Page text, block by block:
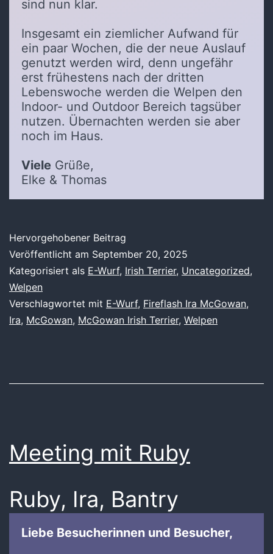
sind nun klar.
Insgesamt ein ziemlicher Aufwand für
ein paar Wochen, die der neue Auslauf
genutzt werden wird, denn ungefähr
erst frühestens nach der dritten
Lebenswoche werden die Welpen den
Indoor- und Outdoor Bereich tagsüber
nutzen. Übernachten werden sie aber
noch im Haus.
Viele Grüße,
Elke & Thomas
Hervorgehobener Beitrag
Veröffentlicht am September 20, 2025
Kategorisiert als E-Wurf, Irish Terrier, Uncategorized,
Welpen
Verschlagwortet mit E-Wurf, Fireflash Ira McGowan,
Ira, McGowan, McGowan Irish Terrier, Welpen
Meeting mit Ruby
Ruby, Ira, Bantry
Liebe Besucherinnen und Besucher,